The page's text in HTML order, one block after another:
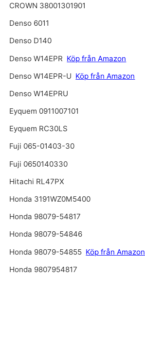
CROWN 38001301901
Denso 6011
Denso D140
Denso W14EPR Köp från Amazon
Denso W14EPR-U Köp från Amazon
Denso W14EPRU
Eyquem 0911007101
Eyquem RC30LS
Fuji 065-01403-30
Fuji 0650140330
Hitachi RL47PX
Honda 3191WZ0M5400
Honda 98079-54817
Honda 98079-54846
Honda 98079-54855 Köp från Amazon
Honda 9807954817